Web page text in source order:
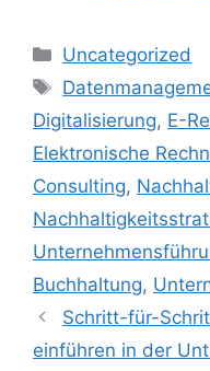
Kategorien
Uncategorized
Schlagwörter
Digitalisierung, E-
Elektronische
Consulting,
Buchhaltung,
Schritt-für-
einführen in der